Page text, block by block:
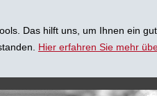
Das hilft uns, um Ihnen ein
Hier erfahren Sie mehr